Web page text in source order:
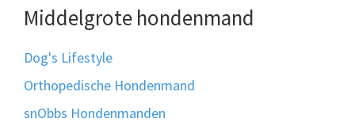
Middelgrote hondenmand
Dog's Lifestyle
Orthopedische Hondenmand
snObbs Hondenmanden